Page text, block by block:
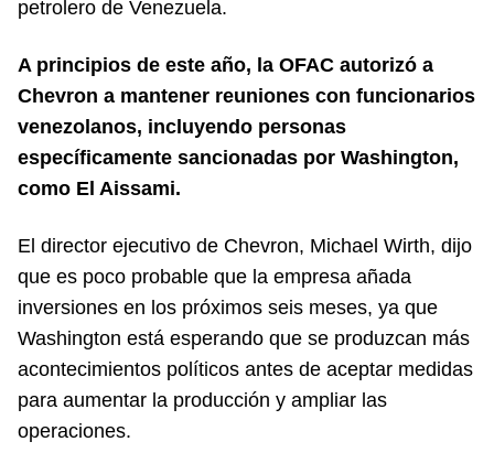
petrolero de Venezuela.
A principios de este año, la OFAC autorizó a
Chevron a mantener reuniones con funcionarios
venezolanos, incluyendo personas
específicamente sancionadas por Washington,
como El Aissami.
El director ejecutivo de Chevron, Michael Wirth, dijo
que es poco probable que la empresa añada
inversiones en los próximos seis meses, ya que
Washington está esperando que se produzcan más
acontecimientos políticos antes de aceptar medidas
para aumentar la producción y ampliar las
operaciones.